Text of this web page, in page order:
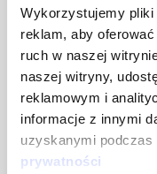
Wykorzystujemy
reklam, aby
ruch w naszej
naszej witryny,
reklamowym i
informacje z innymi
uzyskanymi podczas
prywatności
8 ŁĄCZNA